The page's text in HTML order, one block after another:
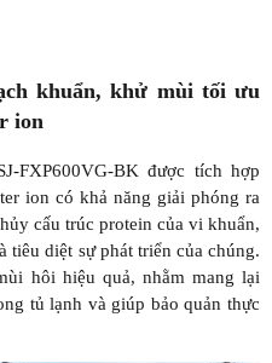
khuẩn, khử mùi tối ưu
ion
FXP600VG-BK được tích hợp
ion có khả năng giải phóng ra
cấu trúc protein của vi khuẩn,
tiêu diệt sự phát triển của chúng.
hôi hiệu quả, nhằm mang lại
tủ lạnh và giúp bảo quản thực